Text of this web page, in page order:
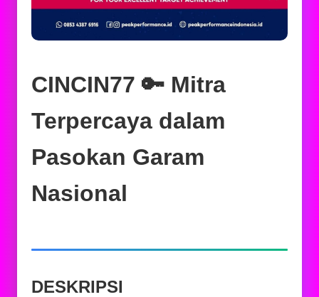
CINCIN77 🔑 Mitra
Terpercaya dalam
Pasokan Garam
Nasional
DESKRIPSI